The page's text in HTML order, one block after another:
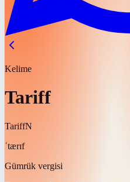
Kelime
Tariff
TariffN
ˈtærɪf
Gümrük vergisi